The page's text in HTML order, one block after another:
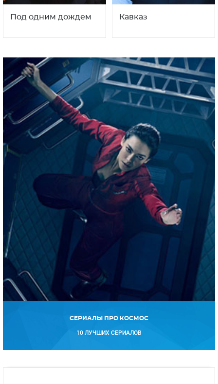
Под одним дождем Кавказ
СЕРИАЛЫ ПРО КОСМОС
10 ЛУЧШИХ СЕРИАЛОВ